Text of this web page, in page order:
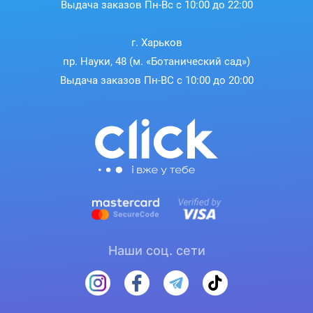
Изящная и компактная конструкция обеспечивает
например, в розничных магазинах, офисах открытой
планировки и классах, не нарушая при этом окружающую
Выдача заказов Пн-Вс с 10:00 до 22:00
г. Харьков
пр. Науки, 48 (м. «Ботанический сад»)
Выдача заказов Пн-ВС с 10:00 до 20:00
Наши соц. сети